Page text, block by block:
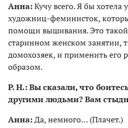
Анна:Кучу всего. Я бы хотела
художниц-феминисток,
помощи вышивания. Это
старинном женском занятии,
домохозяек, и применить
образом.
Р. Н.: Вы сказали, что
другими людьми? Вам
Анна:Да, немного… (Плачет.)